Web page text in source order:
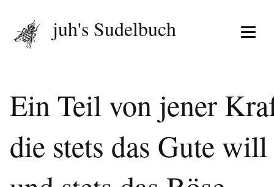
Menü
juh's Sudelbuch
Ein Teil von jener
die stets das Gute will